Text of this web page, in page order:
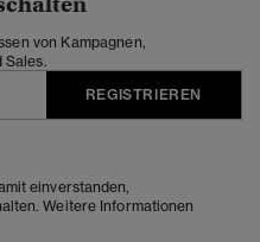
von Kampagnen,
Sales.
REGISTRIEREN
einverstanden,
Weitere Informationen